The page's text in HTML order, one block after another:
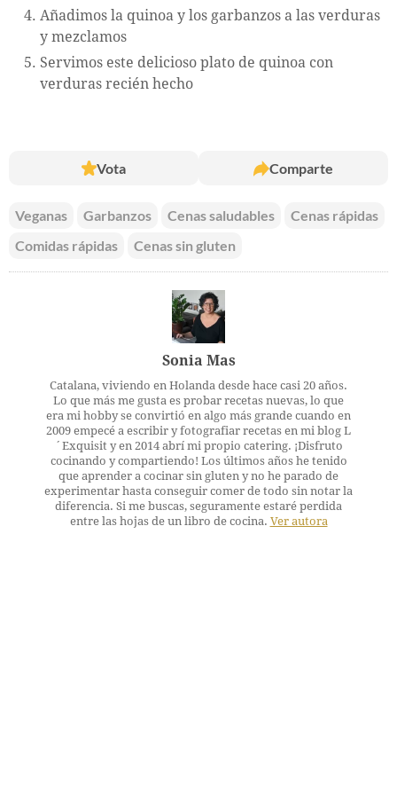
Añadimos la quinoa y los garbanzos a las verduras
y mezclamos
Servimos este delicioso plato de quinoa con
verduras recién hecho
Vota Comparte
Veganas Garbanzos Cenas saludables
Cenas rápidas
Comidas rápidas
Cenas sin gluten
Sonia Mas
Catalana, viviendo en Holanda desde hace casi 20 años.
Lo que más me gusta es probar recetas nuevas, lo que
era mi hobby se convirtió en algo más grande cuando en
2009 empecé a escribir y fotografiar recetas en mi blog L
´Exquisit y en 2014 abrí mi propio catering. ¡Disfruto
cocinando y compartiendo! Los últimos años he tenido
que aprender a cocinar sin gluten y no he parado de
experimentar hasta conseguir comer de todo sin notar la
diferencia. Si me buscas, seguramente estaré perdida
entre las hojas de un libro de cocina. Ver autora